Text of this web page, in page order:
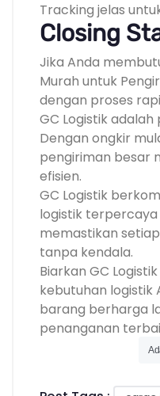
Tracking jelas
Closing
Jika Anda
Murah untuk
dengan proses
GC Logistik
Dengan ongkir
pengiriman besar
efisien.
GC Logistik
logistik
memastikan
tanpa kendala.
Biarkan GC
kebutuhan logistik
barang berharga
penanganan